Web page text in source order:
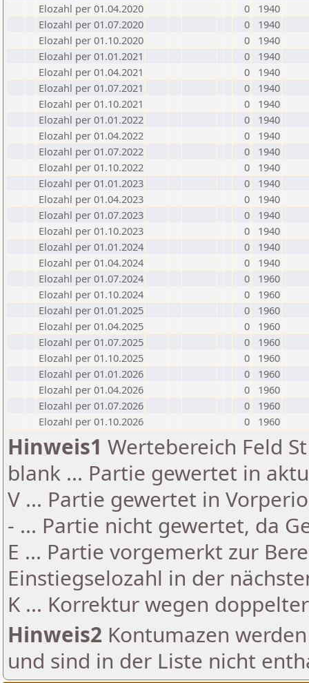
Elozahl per 01.04.2020
0
1940
Elozahl per 01.07.2020
0
1940
Elozahl per 01.10.2020
0
1940
Elozahl per 01.01.2021
0
1940
Elozahl per 01.04.2021
0
1940
Elozahl per 01.07.2021
0
1940
Elozahl per 01.10.2021
0
1940
Elozahl per 01.01.2022
0
1940
Elozahl per 01.04.2022
0
1940
Elozahl per 01.07.2022
0
1940
Elozahl per 01.10.2022
0
1940
Elozahl per 01.01.2023
0
1940
Elozahl per 01.04.2023
0
1940
Elozahl per 01.07.2023
0
1940
Elozahl per 01.10.2023
0
1940
Elozahl per 01.01.2024
0
1940
Elozahl per 01.04.2024
0
1940
Elozahl per 01.07.2024
0
1960
Elozahl per 01.10.2024
0
1960
Elozahl per 01.01.2025
0
1960
Elozahl per 01.04.2025
0
1960
Elozahl per 01.07.2025
0
1960
Elozahl per 01.10.2025
0
1960
Elozahl per 01.01.2026
0
1960
Elozahl per 01.04.2026
0
1960
Elozahl per 01.07.2026
0
1960
Elozahl per 01.10.2026
0 1960
Hinweis1 Wertebereich Feld
blank ... Partie gewertet in
V ... Partie gewertet in
- ... Partie nicht gewertet, da
E ... Partie vorgemerkt zur
Einstiegselozahl in der
K ... Korrektur wegen
Hinweis2 Kontumazen
und sind in der Liste nicht